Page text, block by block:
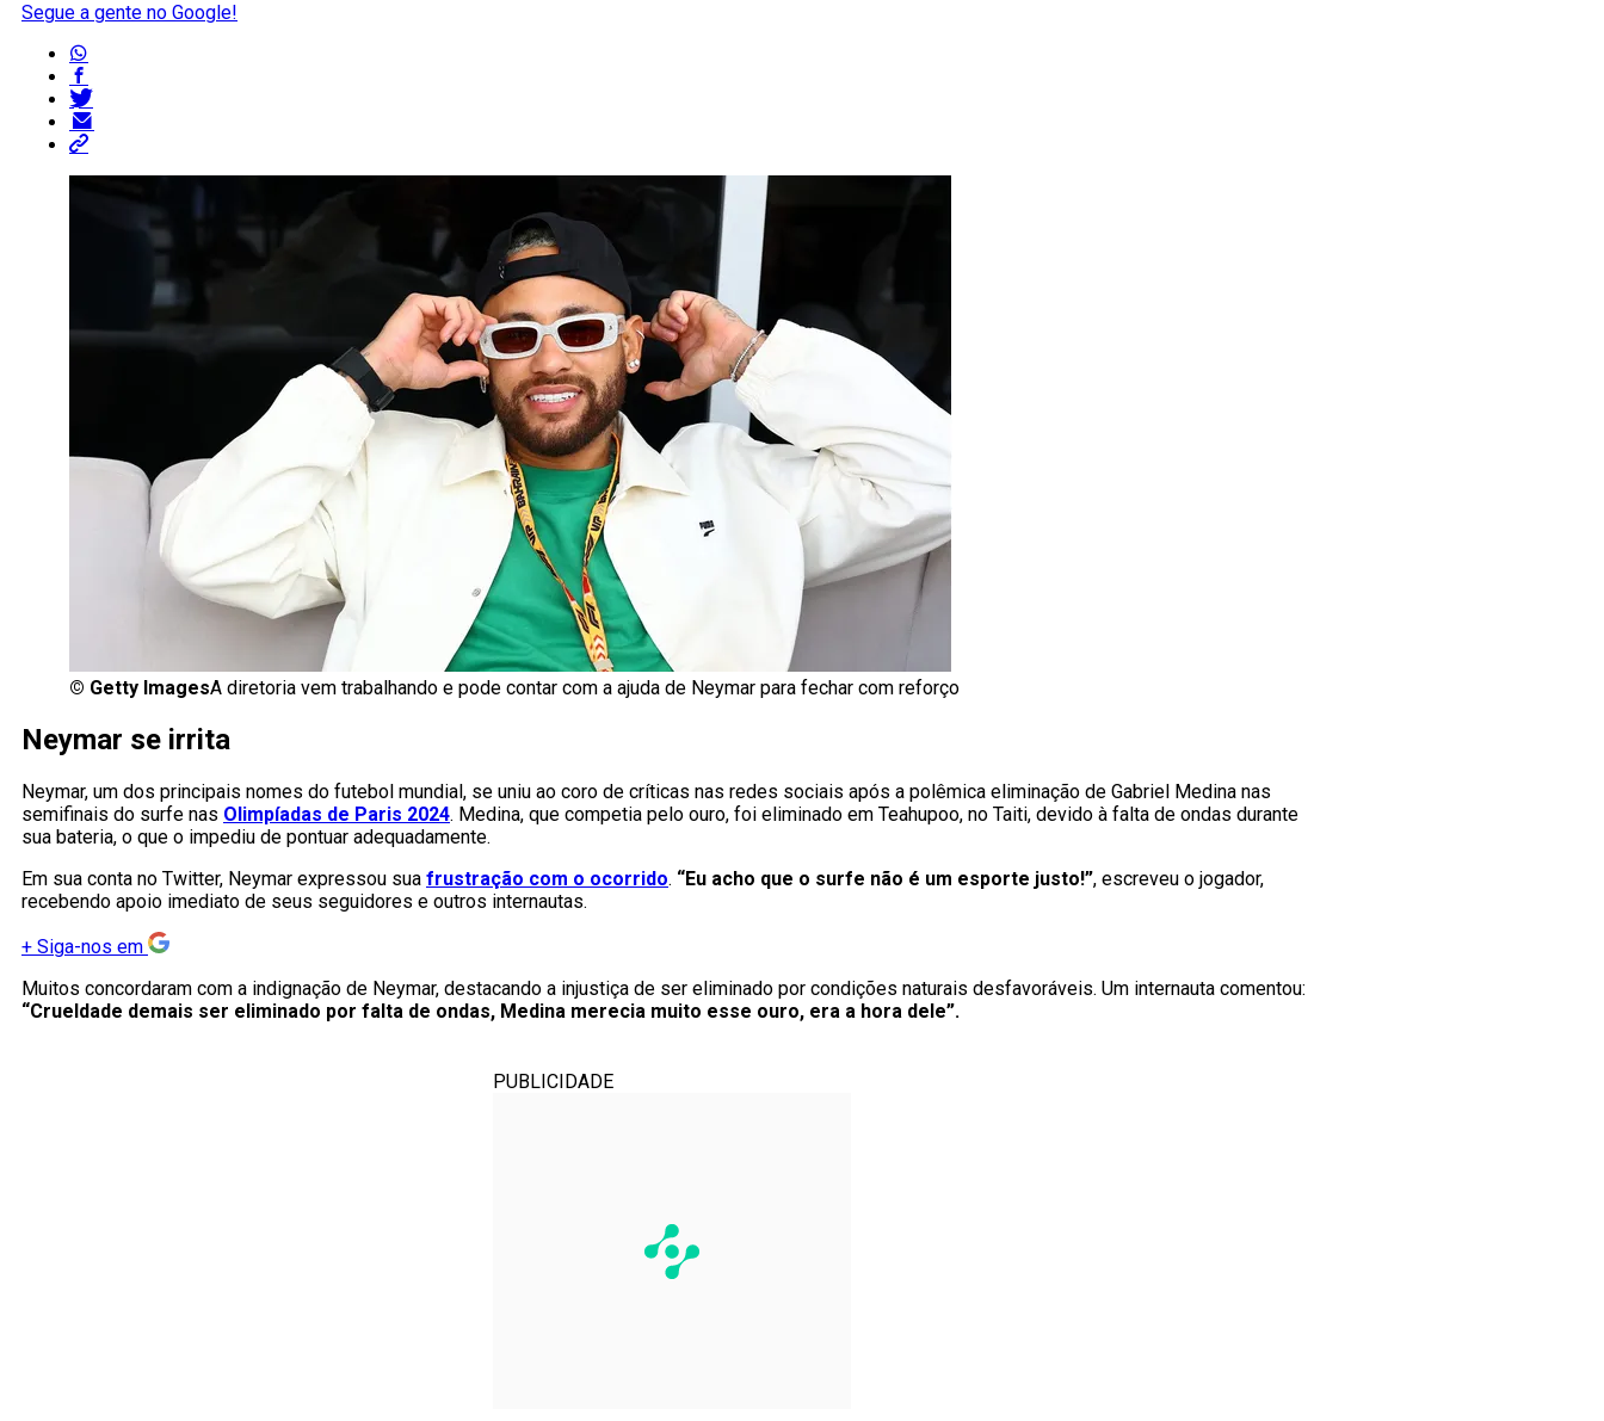
Segue a gente no Google!
© Getty ImagesA diretoria vem trabalhando e pode contar com a ajuda de Neymar para fechar com reforço
Neymar se irrita
Neymar, um dos principais nomes do futebol mundial, se uniu ao coro de críticas nas redes sociais após a polêmica eliminação de Gabriel Medina nas
semifinais do surfe nas Olimpíadas de Paris 2024. Medina, que competia pelo ouro, foi eliminado em Teahupoo, no Taiti, devido à falta de ondas durante
sua bateria, o que o impediu de pontuar adequadamente.
Em sua conta no Twitter, Neymar expressou sua frustração com o ocorrido. “Eu acho que o surfe não é um esporte justo!”, escreveu o jogador,
recebendo apoio imediato de seus seguidores e outros internautas.
+ Siga-nos em
Muitos concordaram com a indignação de Neymar, destacando a injustiça de ser eliminado por condições naturais desfavoráveis. Um internauta comentou:
“Crueldade demais ser eliminado por falta de ondas, Medina merecia muito esse ouro, era a hora dele”.
PUBLICIDADE